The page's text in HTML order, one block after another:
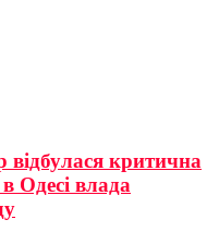
відбулася критична
Одесі влада